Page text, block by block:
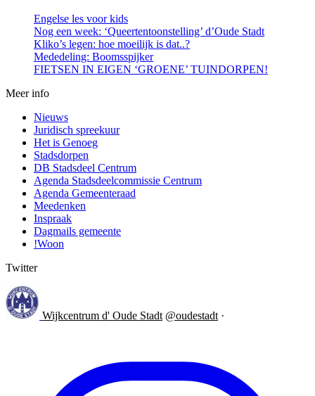
Engelse les voor kids
Nog een week: ‘Queertentoonstelling’ d’Oude Stadt
Kliko’s legen: hoe moeilijk is dat..?
Mededeling: Boomsspijker
FIETSEN IN EIGEN ‘GROENE’ TUINDORPEN!
Meer info
Nieuws
Juridisch spreekuur
Het is Genoeg
Stadsdorpen
DB Stadsdeel Centrum
Agenda Stadsdeelcommissie Centrum
Agenda Gemeenteraad
Meedenken
Inspraak
Dagmails gemeente
!Woon
Twitter
Wijkcentrum d' Oude Stadt @oudestadt ·